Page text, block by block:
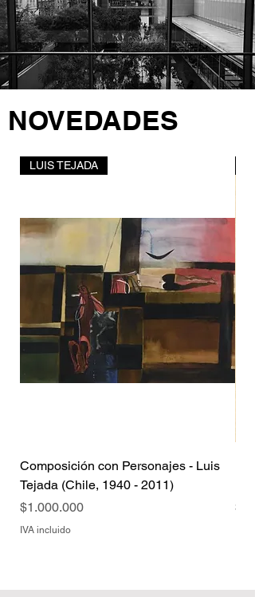
NOVEDADES
LUIS TEJADA
Composición con Personajes - Luis
Tejada (Chile, 1940 - 2011)
Precio
$1.000.000
IVA incluido